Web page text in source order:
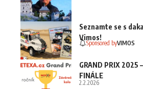
Seznamte se s
Vimos!
Sponsored byVIMOS
GRAND PRIX 2025
FINÁLE
2.2.2026